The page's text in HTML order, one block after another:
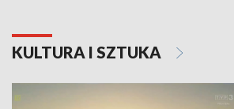
KULTURA I SZTUKA